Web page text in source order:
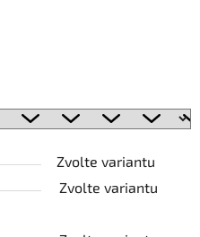
Zvolte variantu
Zvolte variantu